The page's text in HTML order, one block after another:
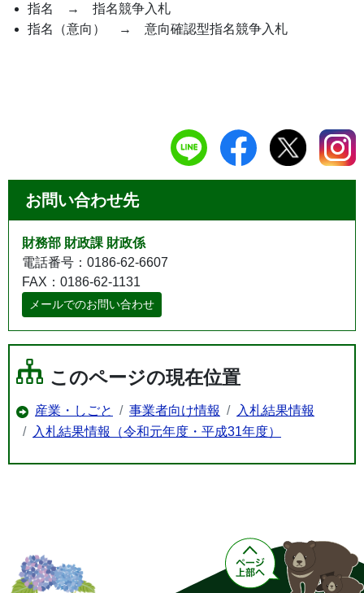
指名 → 指名競争入札
指名（意向） → 意向確認型指名競争入札
お問い合わせ先
財務部 財政課 財政係
電話番号：0186-62-6607
FAX：0186-62-1131
メールでのお問い合わせ
このページの現在位置
産業・しごと 事業者向け情報
入札結果情報
入札結果情報（令和元年度・平成31年度）